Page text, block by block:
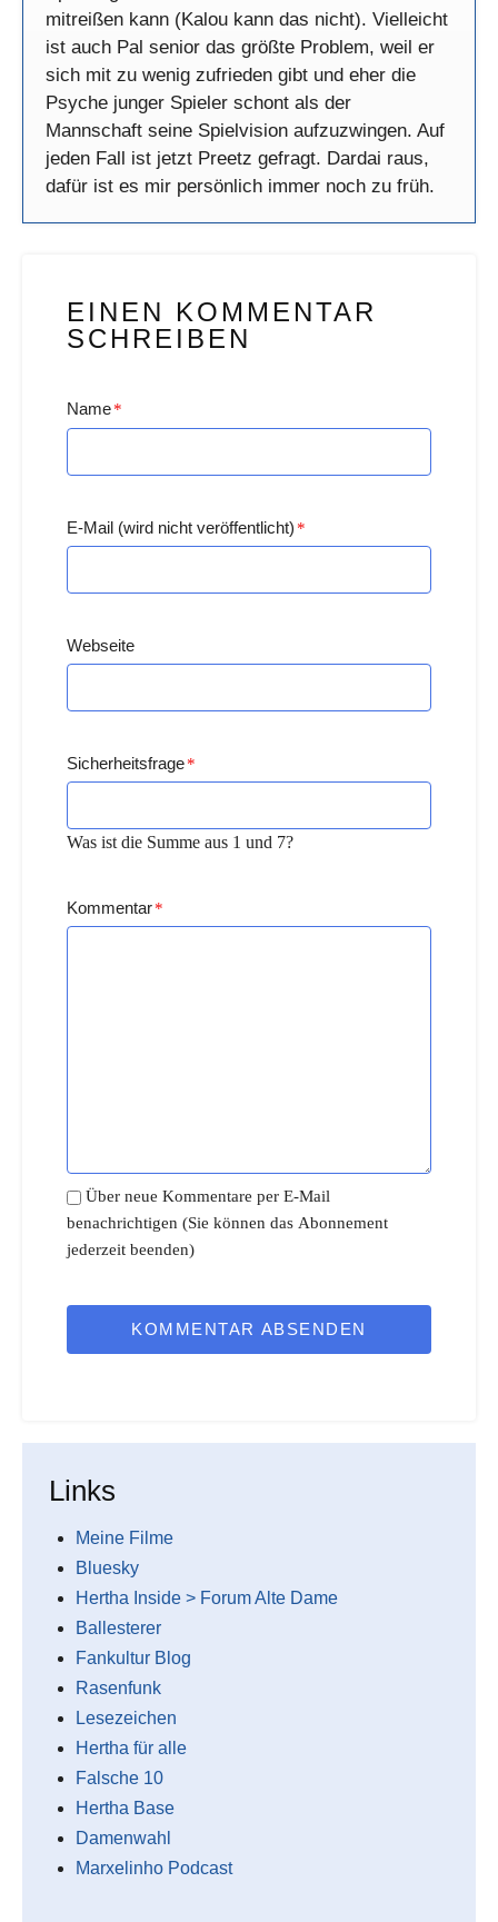
mitreißen kann (Kalou kann das nicht). Vielleicht
ist auch Pal senior das größte Problem, weil er
sich mit zu wenig zufrieden gibt und eher die
Psyche junger Spieler schont als der
Mannschaft seine Spielvision aufzuzwingen. Auf
jeden Fall ist jetzt Preetz gefragt. Dardai raus,
dafür ist es mir persönlich immer noch zu früh.
EINEN KOMMENTAR
SCHREIBEN
Name*
E-Mail (wird nicht veröffentlicht) *
Webseite
Sicherheitsfrage*
Was ist die Summe aus 1 und 7?
Kommentar*
Über neue Kommentare per E-Mail
benachrichtigen (Sie können das Abonnement
jederzeit beenden)
KOMMENTAR ABSENDEN
Links
Meine Filme
Bluesky
Hertha Inside > Forum Alte Dame
Ballesterer
Fankultur Blog
Rasenfunk
Lesezeichen
Hertha für alle
Falsche 10
Hertha Base
Damenwahl
Marxelinho Podcast